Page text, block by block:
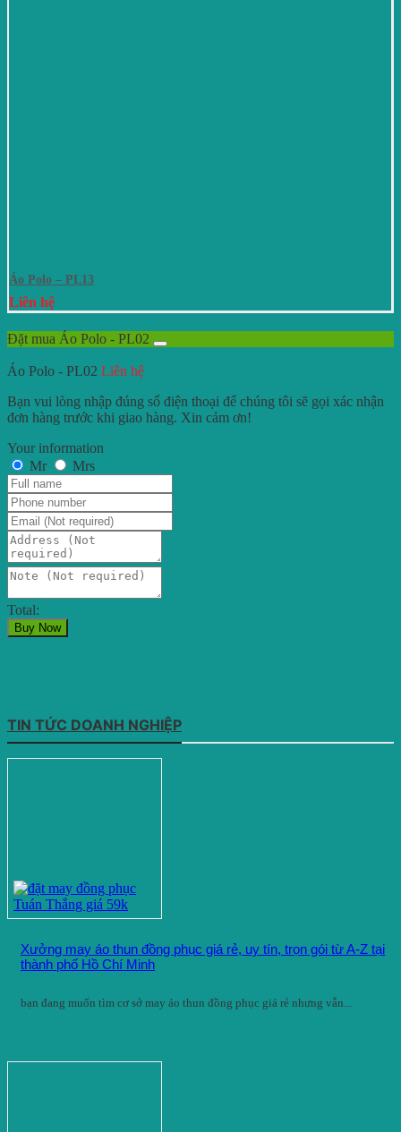
Áo Polo – PL13
Liên hệ
Đặt mua Áo Polo - PL02
Áo Polo - PL02 Liên hệ
Bạn vui lòng nhập đúng số điện thoại để chúng tôi sẽ gọi xác nhận
đơn hàng trước khi giao hàng. Xin cảm ơn!
Your information
Mr
Mrs
Total:
Buy Now
TIN TỨC DOANH NGHIỆP
Xưởng may áo thun đồng phục giá rẻ, uy tín, trọn gói từ A-Z tại
thành phố Hồ Chí Minh
bạn đang muốn tìm cơ sở may áo thun đồng phục giá rẻ nhưng vẫn...